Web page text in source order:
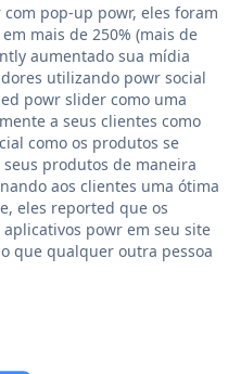
pop-up powr, eles foram
mais de 250% (mais de
aumentado sua mídia
utilizando powr social
powr slider como uma
a seus clientes como
como os produtos se
produtos de maneira
aos clientes uma ótima
eles reported que os
powr em seu site
que qualquer outra pessoa